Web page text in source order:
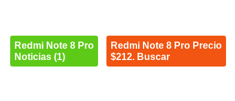
Redmi Note 8 Pro
Noticias (1)
Redmi Note 8 Pro Precio
$212. Buscar